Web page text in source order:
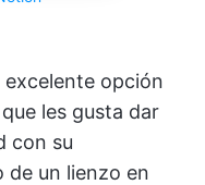
excelente opción
les gusta dar
con su
un lienzo en